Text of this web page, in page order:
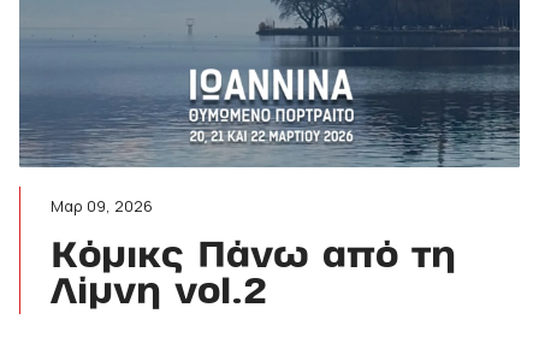
Μαρ 09, 2026
Κόμικς Πάνω από τη
Λίμνη vol.2